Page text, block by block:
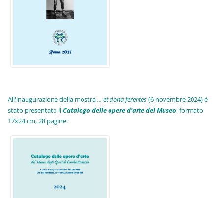
All'inaugurazione della mostra... et dona ferentes(6 novembre 2024) è
stato presentato ilCatalogo delle opere d'arte del Museo, formato
17x24 cm, 28 pagine.